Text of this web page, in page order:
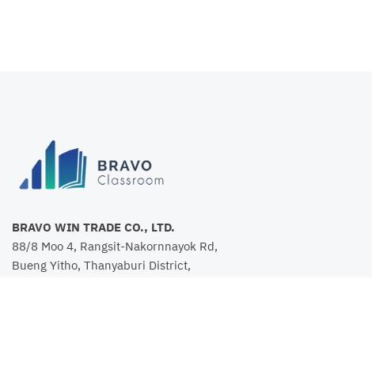
BRAVO WIN TRADE CO., LTD.
88/8 Moo 4, Rangsit-Nakornnayok Rd,
Bueng Yitho, Thanyaburi District,